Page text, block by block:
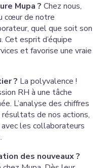
Mupa ? Chez nous,
cœur de notre
quel que soit son
esprit d’équipe
et favorise une vraie
? La polyvalence !
RH à une tâche
L’analyse des chiffres
de nos actions,
les collaborateurs
des nouveaux ?